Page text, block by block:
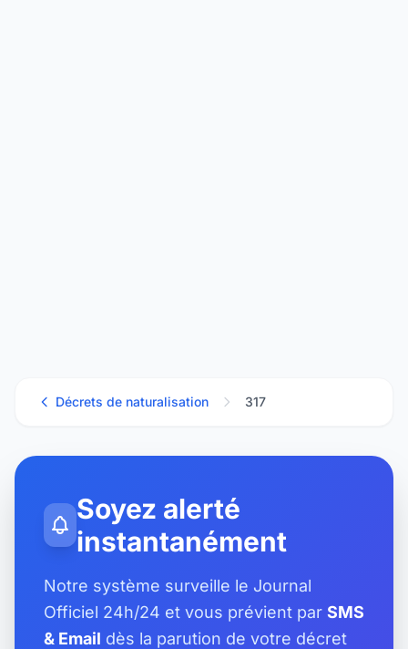
Décrets de naturalisation 317
Soyez alerté
instantanément
Notre système surveille le Journal
Officiel 24h/24 et vous prévient par SMS
& Email dès la parution de votre décret